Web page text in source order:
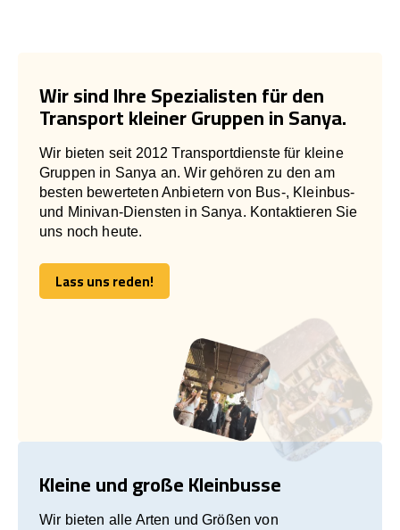
Wir sind Ihre Spezialisten für den
Transport kleiner Gruppen in Sanya.
Wir bieten seit 2012 Transportdienste für kleine
Gruppen in Sanya an. Wir gehören zu den am
besten bewerteten Anbietern von Bus-, Kleinbus-
und Minivan-Diensten in Sanya. Kontaktieren Sie
uns noch heute.
Lass uns reden!
Lass uns reden!
Kleine und große Kleinbusse
Wir bieten alle Arten und Größen von